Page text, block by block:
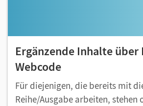
Ergänzende Inhalte über
Webcode
Für diejenigen, die bereits mit
Reihe/Ausgabe arbeiten, stehen